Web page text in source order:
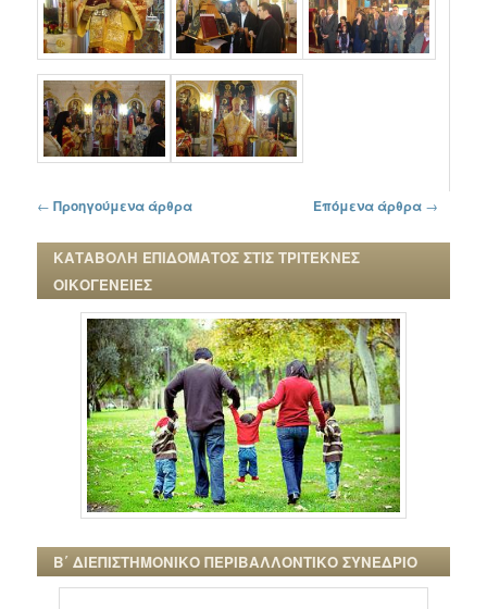
Πλοήγηση στα άρθρα
← Προηγούμενα άρθρα Επόμενα άρθρα →
ΚΑΤΑΒΟΛΗ ΕΠΙΔΟΜΑΤΟΣ ΣΤΙΣ ΤΡΙΤΕΚΝΕΣ
ΟΙΚΟΓΕΝΕΙΕΣ
Β΄ ΔΙΕΠΙΣΤΗΜΟΝΙΚΟ ΠΕΡΙΒΑΛΛΟΝΤΙΚΟ ΣΥΝΕΔΡΙΟ